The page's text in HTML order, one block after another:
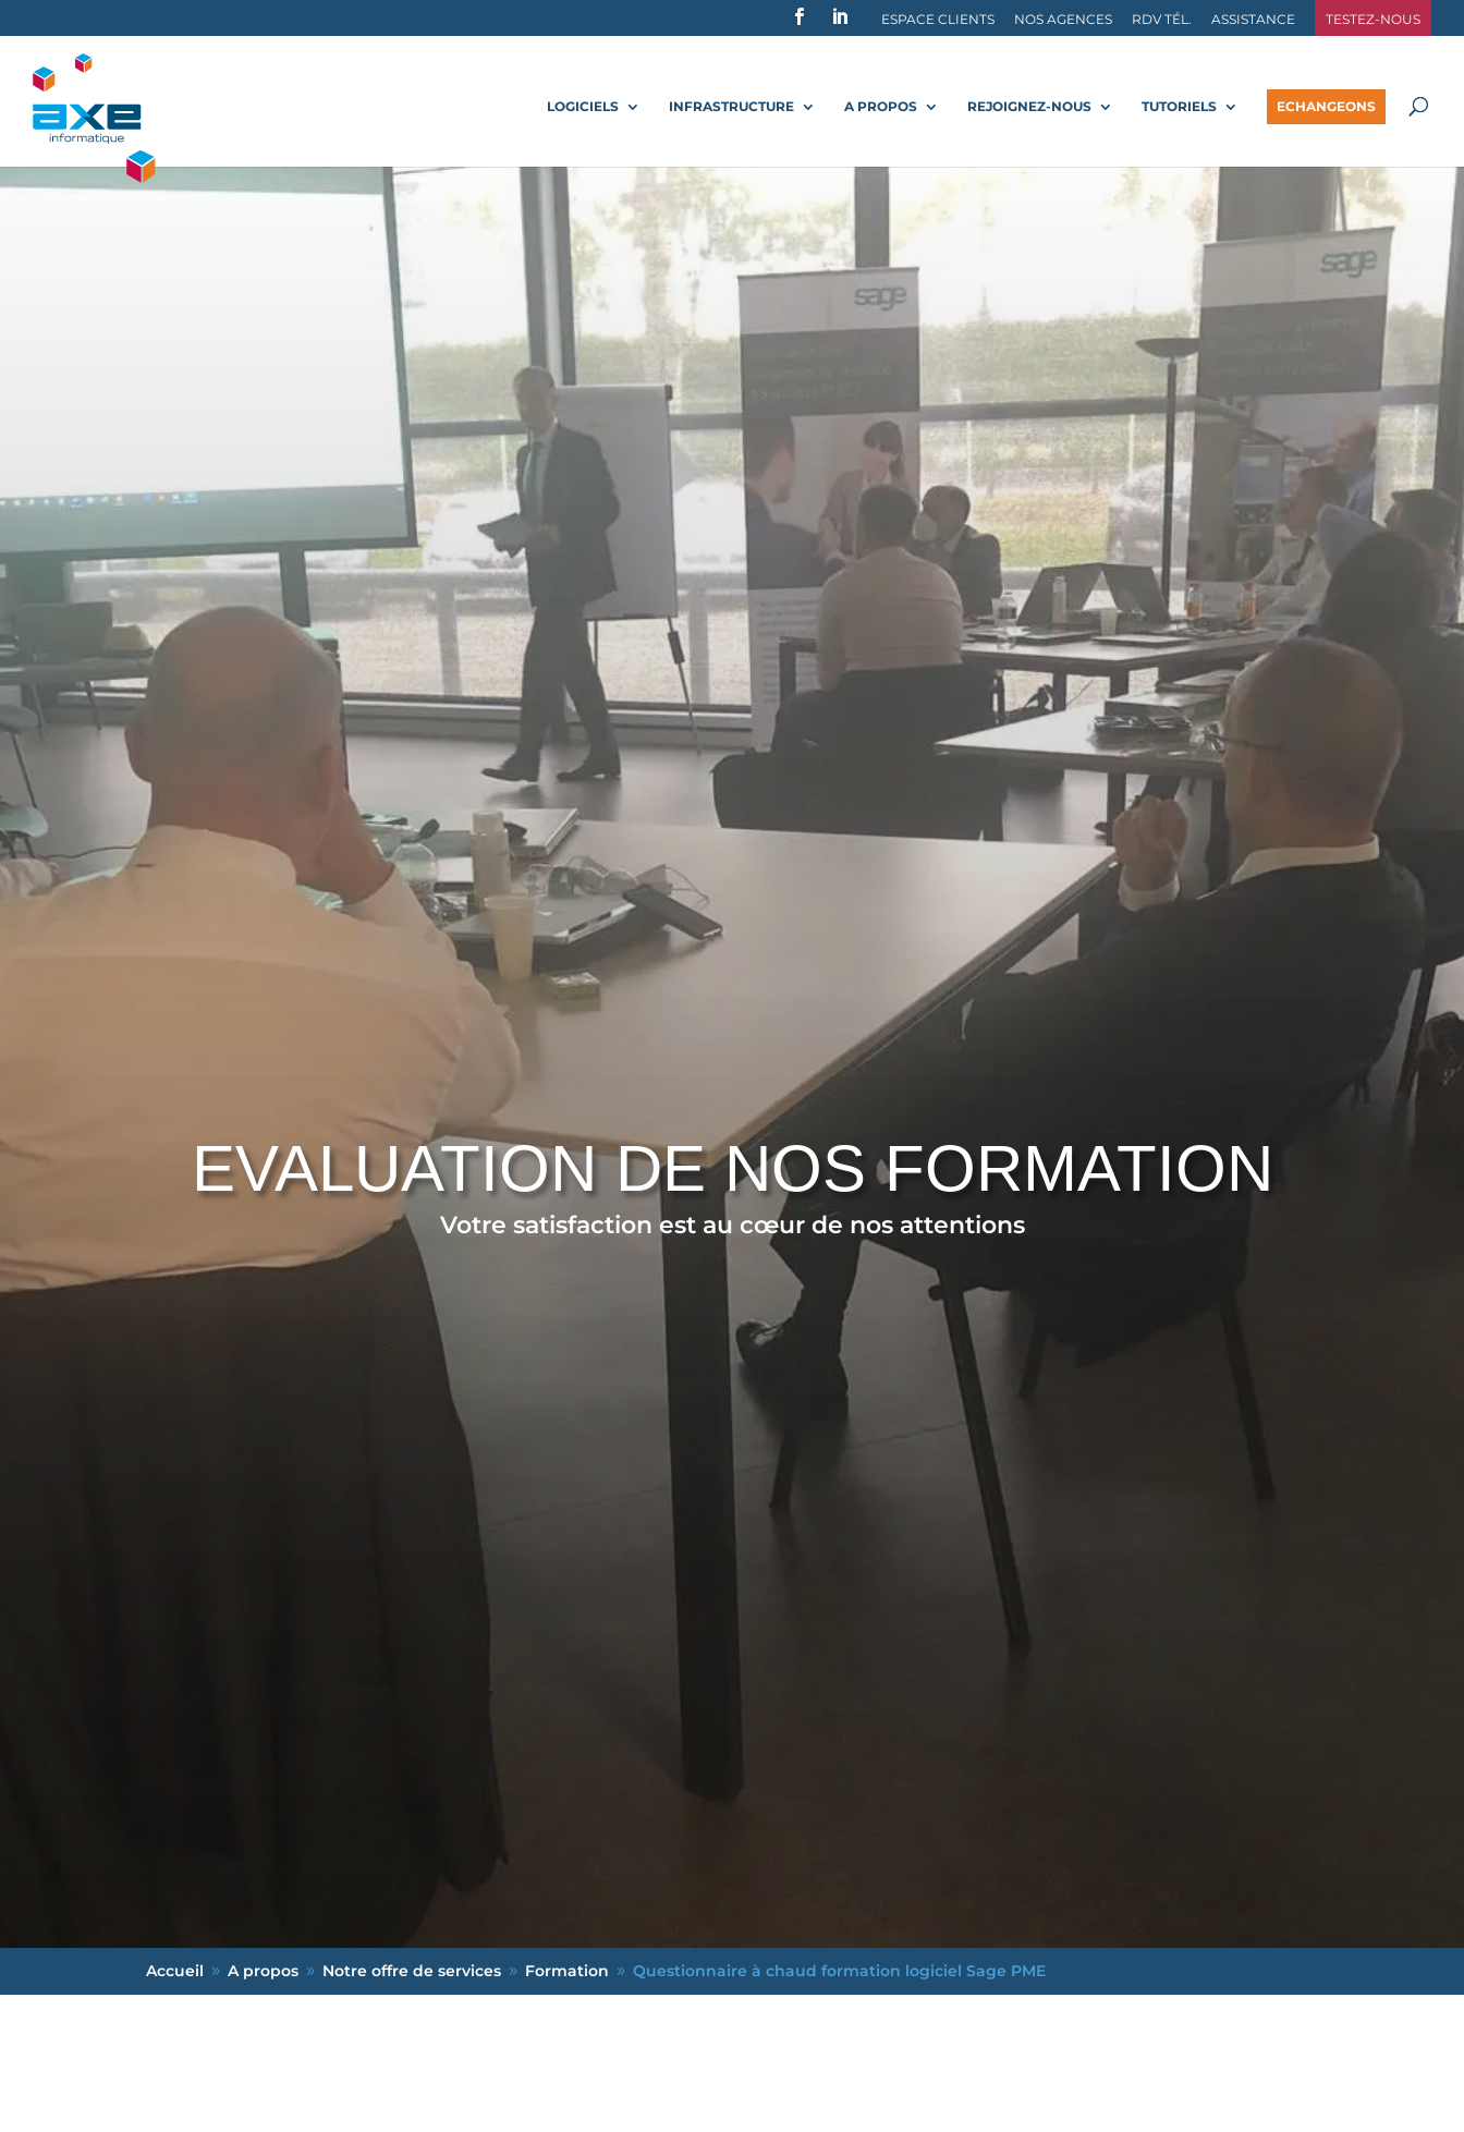
ESPACE CLIENTS NOS AGENCES RDV TÉL. ASSISTANCE TESTEZ-NOUS
LOGICIELS INFRASTRUCTURE A PROPOS REJOIGNEZ-NOUS TUTORIELS ECHANGEONS
EVALUATION DE NOS FORMATION
Votre satisfaction est au cœur de nos attentions
Accueil 9 A propos 9 Notre offre de services 9 Formation 9 Questionnaire à chaud formation logiciel Sage PME